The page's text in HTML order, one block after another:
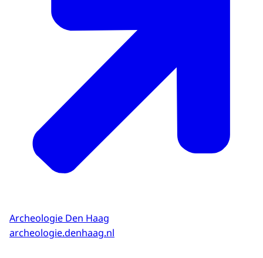
Archeologie Den Haag
archeologie.denhaag.nl